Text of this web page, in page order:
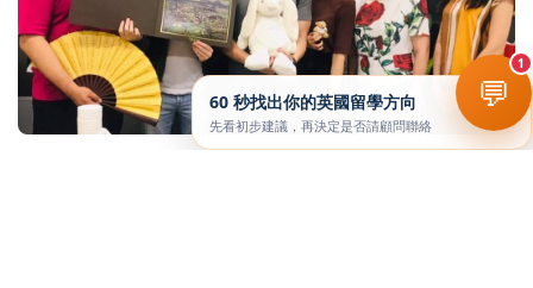
60 秒找出你的英國留學方向
先看初步建議，再決定是否請顧問聯絡
💬
1